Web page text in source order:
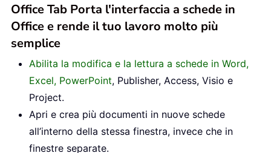
Office Tab Porta l'interfaccia a schede in
Office e rende il tuo lavoro molto più
semplice
Abilita la modifica e la lettura a schede in Word,
Excel, PowerPoint, Publisher, Access, Visio e
Project.
Apri e crea più documenti in nuove schede
all’interno della stessa finestra, invece che in
finestre separate.